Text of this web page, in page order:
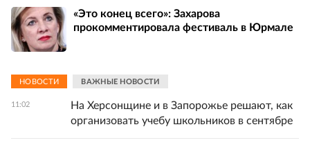
«Это конец всего»: Захарова
прокомментировала фестиваль в Юрмале
НОВОСТИ ВАЖНЫЕ НОВОСТИ
11:02
На Херсонщине и в Запорожье решают, как
организовать учебу школьников в сентябре